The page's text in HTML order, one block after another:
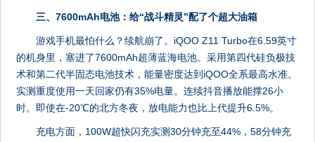
三、7600mAh电池：给“战斗精灵”配了个超大油箱
游戏手机最怕什么？续航崩了。iQOO Z11 Turbo在6.59英寸
的机身里，塞进了7600mAh超薄蓝海电池。采用第四代硅负极技
术和第二代半固态电池技术，能量密度达到iQOO全系最高水准。
实测重度使用一天回家仍有35%电量。连续抖音播放能撑26小
时。即使在-20℃的北方冬夜，放电能力也比上代提升6.5%。
充电方面，100W超快闪充实测30分钟充至44%，58分钟充